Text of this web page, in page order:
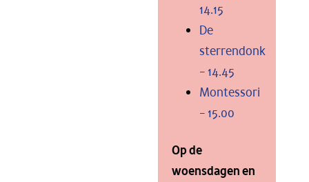
14.15
De
sterrendonk
– 14.45
Montessori
– 15.00
Op de
woensdagen en